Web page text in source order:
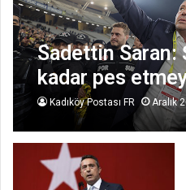
Sadettin Saran:
kadar pes
Kadıköy Postası FR Aralık